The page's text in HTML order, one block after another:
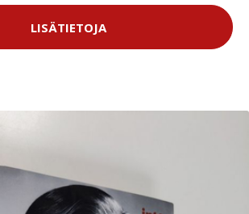
LISÄTIETOJA